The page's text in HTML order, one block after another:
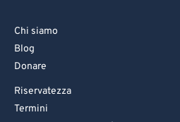
Chi siamo
Blog
Donare
Riservatezza
Termini